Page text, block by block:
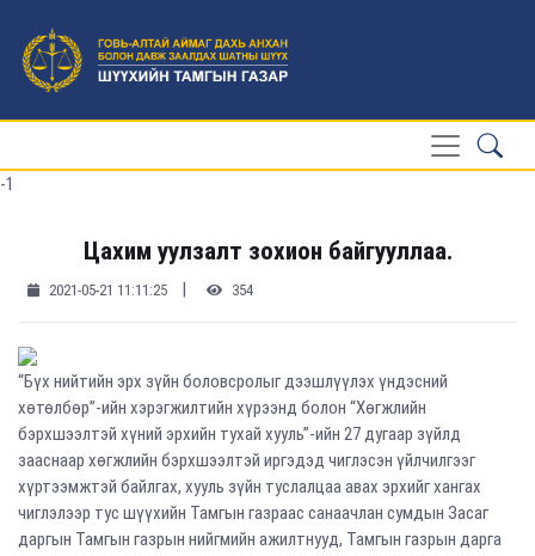
-1
Цахим уулзалт зохион байгууллаа.
2021-05-21 11:11:25 | 354
“Бүх нийтийн эрх зүйн боловсролыг дээшлүүлэх үндэсний
хөтөлбөр”-ийн хэрэгжилтийн хүрээнд болон “Хөгжлийн
бэрхшээлтэй хүний эрхийн тухай хууль”-ийн 27 дугаар зүйлд
зааснаар хөгжлийн бэрхшээлтэй иргэдэд чиглэсэн үйлчилгээг
хүртээмжтэй байлгах, хууль зүйн туслалцаа авах эрхийг хангах
чиглэлээр тус шүүхийн Тамгын газраас санаачлан сумдын Засаг
даргын Тамгын газрын нийгмийн ажилтнууд, Тамгын газрын дарга